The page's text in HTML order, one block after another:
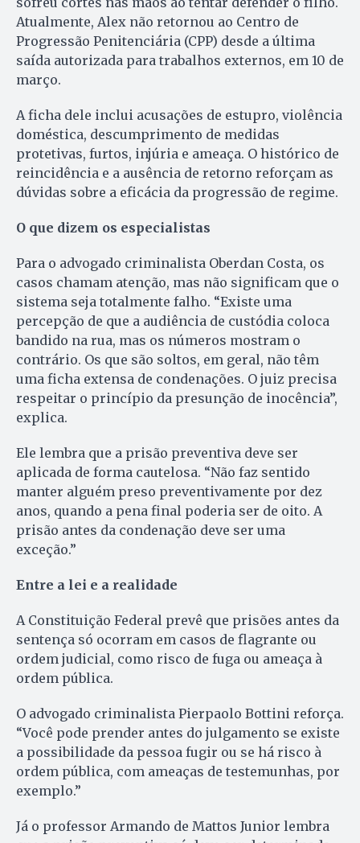
Atualmente, Alex não retornou ao Centro de
Progressão Penitenciária (CPP) desde a última
saída autorizada para trabalhos externos, em 10 de
março.
A ficha dele inclui acusações de estupro, violência
doméstica, descumprimento de medidas
protetivas, furtos, injúria e ameaça. O histórico de
reincidência e a ausência de retorno reforçam as
dúvidas sobre a eficácia da progressão de regime.
O que dizem os especialistas
Para o advogado criminalista Oberdan Costa, os
casos chamam atenção, mas não significam que o
sistema seja totalmente falho. “Existe uma
percepção de que a audiência de custódia coloca
bandido na rua, mas os números mostram o
contrário. Os que são soltos, em geral, não têm
uma ficha extensa de condenações. O juiz precisa
respeitar o princípio da presunção de inocência”,
explica.
Ele lembra que a prisão preventiva deve ser
aplicada de forma cautelosa. “Não faz sentido
manter alguém preso preventivamente por dez
anos, quando a pena final poderia ser de oito. A
prisão antes da condenação deve ser uma
exceção.”
Entre a lei e a realidade
A Constituição Federal prevê que prisões antes da
sentença só ocorram em casos de flagrante ou
ordem judicial, como risco de fuga ou ameaça à
ordem pública.
O advogado criminalista Pierpaolo Bottini reforça.
“Você pode prender antes do julgamento se existe
a possibilidade da pessoa fugir ou se há risco à
ordem pública, com ameaças de testemunhas, por
exemplo.”
Já o professor Armando de Mattos Junior lembra